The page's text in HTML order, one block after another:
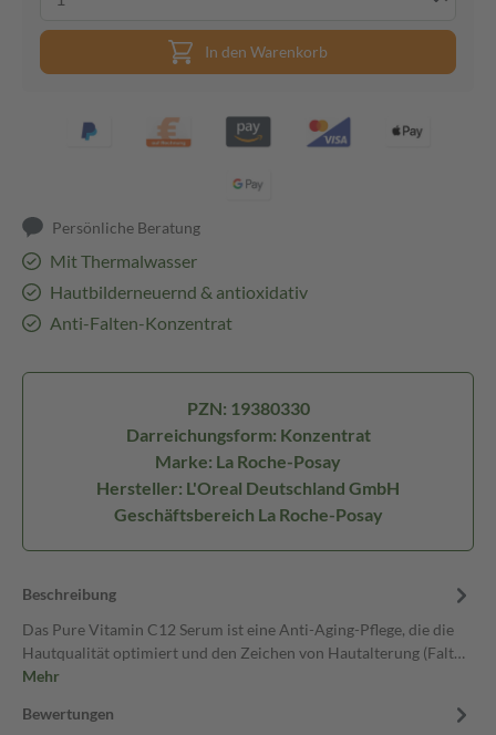
In den Warenkorb
Persönliche Beratung
Mit Thermalwasser
Hautbilderneuernd & antioxidativ
Anti-Falten-Konzentrat
PZN: 19380330
Darreichungsform: Konzentrat
Marke: La Roche-Posay
Hersteller: L'Oreal Deutschland GmbH
Geschäftsbereich La Roche-Posay
Beschreibung
Das Pure Vitamin C12 Serum ist eine Anti-Aging-Pflege, die die
Hautqualität optimiert und den Zeichen von Hautalterung (Falt…
Mehr
Bewertungen